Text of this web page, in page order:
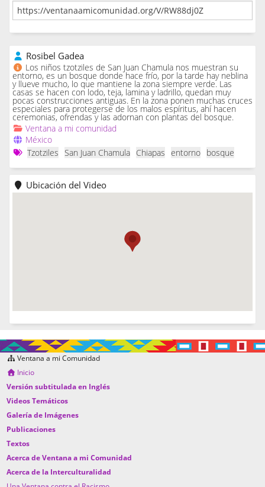
Rosibel Gadea
Los niños tzotziles de San Juan Chamula nos muestran su
entorno, es un bosque donde hace frío, por la tarde hay neblina
y llueve mucho, lo que mantiene la zona siempre verde. Las
casas se hacen con lodo, teja, lamina y ladrillo, quedan muy
pocas construcciones antiguas. En la zona ponen muchas cruces
especiales para protegerse de los malos espíritus, ahí hacen
ceremonias, ofrendas y las adornan con plantas del bosque.
Ventana a mi comunidad
México
Tzotziles
San Juan Chamula Chiapas entorno bosque
Ubicación del Video
Ventana a mi Comunidad
Inicio
Versión subtitulada en Inglés
Videos Temáticos
Galería de Imágenes
Publicaciones
Textos
Acerca de Ventana a mi Comunidad
Acerca de la Interculturalidad